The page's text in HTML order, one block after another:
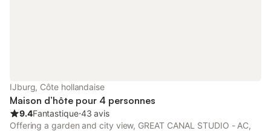
IJburg, Côte hollandaise
Maison d’hôte pour 4 personnes
9.4Fantastique⋅43 avis
Offering a garden and city view, GREAT CANAL STUDIO - AC,